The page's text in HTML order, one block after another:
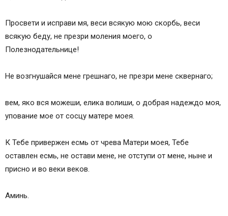
Просвети и исправи мя, веси всякую мою скорбь, веси
всякую беду, не презри моления моего, о
Полезнодательнице!
Не возгнушайся мене грешнаго, не презри мене сквернаго;
вем, яко вся можеши, елика волиши, о добрая надеждо моя,
упование мое от сосцу матере моея.
К Тебе привержен есмь от чрева Матери моея, Тебе
оставлен есмь, не остави мене, не отступи от мене, ныне и
присно и во веки веков.
Аминь.